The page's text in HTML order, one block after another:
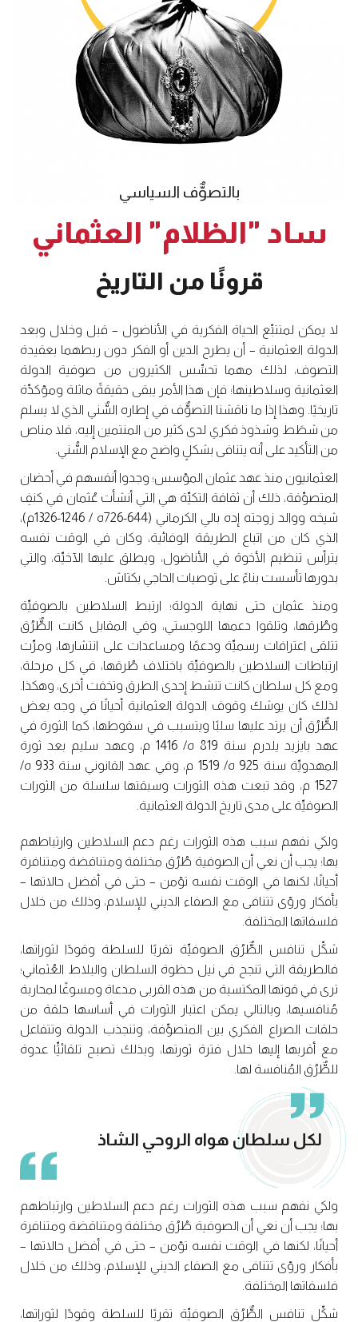
بالتصوٌّف السياسي
ساد "الظلام" العثماني
قرونًا من التاريخ
لا يمكن لمتتبِّع الحياة الفكرية في الأناضول – قبل وخلال وبعد
الدولة العثمانية – أن يطرح الدين أو الفكر دون ربطهما بعقيدة
التصوف، لذلك مهما تحسِّس الكثيرون من صوفية الدولة
العثمانية وسلاطينها؛ فإن هذا الأمر يبقى حقيقةً ماثلة ومؤكدِّة
تاريخيًا. وهذا إذا ما ناقشنا التصوٌّف في إطاره السٌّني الذي لا يسلم
من شطَط وشذوذ فكري لدى كثير من المنتمين إليه، فلا مناص
من التأكيد على أنه يتنافى بشكلٍ واضح مع الإسلام السُّني.
العثمانيون منذ عهد عثمان المؤسس؛ وجدوا أنفسهم في أحضان
المتصوِّفة، ذلك أن ثقافة التكيِّة هي التي أنشأت عُثمان في كنفِ
شيخه ووالد زوجته إده بالي الكرماني (644-726ه / 1246-1326م)،
الذي كان من اتباع الطريقة الوفائية، وكان في الوقت نفسه
يترأس تنظيم الأخوة في الأناضول، ويطلق عليها الآخيِّة، والتي
بدورها تأسست بناءً على توصيات الحاجي بكتاش.
ومنذ عثمان حتى نهاية الدولة؛ ارتبط السلاطين بالصوفيِّة
وطُرقها، وتلقوا دعمها اللوجستي، وفي المقابل كانت الطٌّرُق
تتلقى اعترافات رسميِّة ودعمًا ومساعدات على انتشارها، ومرِّت
ارتباطات السلاطين بالصوفيِّة باختلاف طُرقها، في كل مرحلة،
ومع كل سلطان كانت تنشط إحدى الطرق وتخفت أخرى، وهكذا.
لذلك كان يوشك وقوف الدولة العثمانية أحيانًا في وجه بعض
الطٌّرُق أن يرتد عليها سلبًا ويتسبب في سقوطها، كما الثورة في
عهد بايزيد يلدرم سنة 819 ه/ 1416 م، وعهد سليم بعد ثورة
المهدويِّة سنة 925 ه/ 1519 م، وفي عهد القانوني سنة 933 ه/
1527 م، وقد تبعت هذه الثورات وسبقتها سلسلة من الثورات
الصوفيِّة على مدى تاريخ الدولة العثمانية.
ولكي نفهم سبب هذه الثورات رغم دعم السلاطين وارتباطهم
بها؛ يجب أن نعي أن الصوفية طُرُق مختلفة ومتناقضة ومتنافرة
أحيانًا، لكنها في الوقت نفسه تؤمن – حتى في أفضل حالاتها –
بأفكار ورؤى تتنافى مع الصفاء الديني للإسلام، وذلك من خلال
فلسفاتها المختلفة.
شكِّل تنافس الطٌّرُق الصوفيِّة تقربًا للسلطة وقودًا لثوراتها،
فالطريقة التي تنجح في نيل حظوة السلطان والبلاط العُثماني؛
ترى في قوتها المكتسبة من هذه القربى مدعاة ومسوغًا لمحاربة
مُنافسيها، وبالتالي يمكن اعتبار الثورات في أساسها حلقة من
حلقات الصراع الفكري بين المتصوِّفة، وتنجذب الدولة وتتفاعل
مع أقربها إليها خلال فترة ثورتها، وبذلك تصبح تلقائيٍّا عدوة
للطٌّرُق المُنافسة لها.
لكل سلطان هواه الروحي الشاذ
ولكي نفهم سبب هذه الثورات رغم دعم السلاطين وارتباطهم
بها؛ يجب أن نعي أن الصوفية طُرُق مختلفة ومتناقضة ومتنافرة
أحيانًا، لكنها في الوقت نفسه تؤمن – حتى في أفضل حالاتها –
بأفكار ورؤى تتنافى مع الصفاء الديني للإسلام، وذلك من خلال
فلسفاتها المختلفة.
شكِّل تنافس الطٌّرُق الصوفيِّة تقربًا للسلطة وقودًا لثوراتها،